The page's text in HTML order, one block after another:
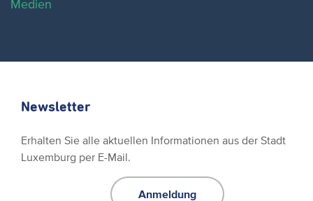
Medien
Newsletter
Erhalten Sie alle aktuellen Informationen aus der Stadt
Luxemburg per E-Mail.
Anmeldung